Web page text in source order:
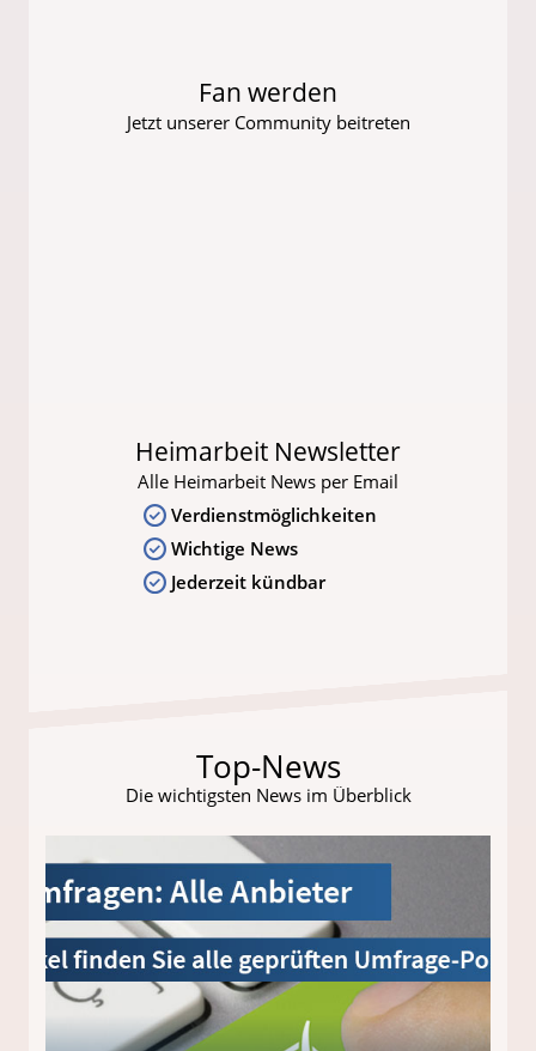
Fan werden
Jetzt unserer Community beitreten
Heimarbeit Newsletter
Alle Heimarbeit News per Email
Verdienstmöglichkeiten
Wichtige News
Jederzeit kündbar
Top-News
Die wichtigsten News im Überblick